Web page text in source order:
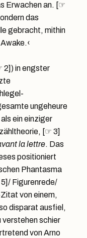
Erwachen an. [☞
das
gebracht, mithin
2]) in engster
ungeheure
ein einziger
[☞ 3]
la lettre. Das
positioniert
Phantasma
Figurenrede/
von einem,
disparat ausfiel,
verstehen schier
von Arno